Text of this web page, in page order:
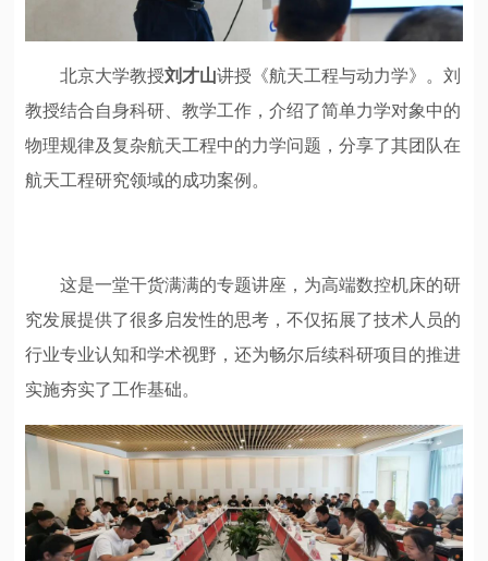
北京大学教授刘才山讲授《航天工程与动力学》。刘
教授结合自身科研、教学工作，介绍了简单力学对象中的
物理规律及复杂航天工程中的力学问题，分享了其团队在
航天工程研究领域的成功案例。
这是一堂干货满满的专题讲座，为高端数控机床的研
究发展提供了很多启发性的思考，不仅拓展了技术人员的
行业专业认知和学术视野，还为畅尔后续科研项目的推进
实施夯实了工作基础。